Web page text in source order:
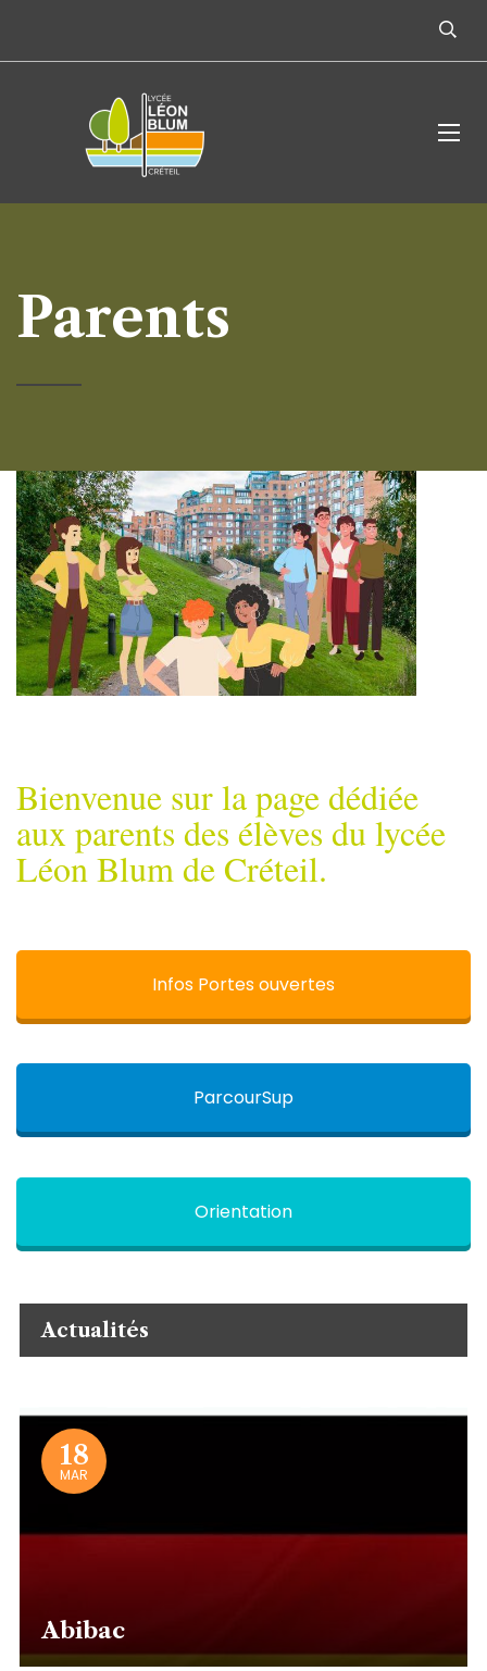
Parents
Bienvenue sur la page dédiée
aux parents des élèves du lycée
Léon Blum de Créteil.
Infos Portes ouvertes
ParcourSup
Orientation
Actualités
18
MAR
Abibac